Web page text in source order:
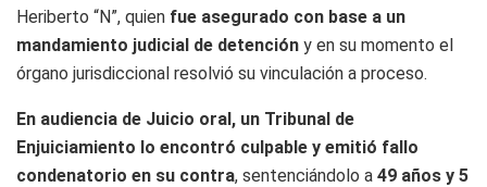
Heriberto “N”, quien fue asegurado con base a un
mandamiento judicial de detención y en su momento el
órgano jurisdiccional resolvió su vinculación a proceso.
En audiencia de Juicio oral, un Tribunal de
Enjuiciamiento lo encontró culpable y emitió fallo
condenatorio en su contra, sentenciándolo a 49 años y 5